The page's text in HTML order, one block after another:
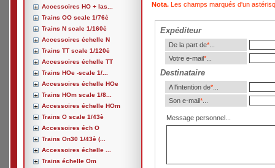
Accessoires HO + las...
Trains OO scale 1/76è
Trains N scale 1/160è
Accessoires échelle N
Trains TT scale 1/120è
Accessoires échelle TT
Trains HOe -scale 1/...
Accessoires échelle HOe
Trains HOm scale 1/8...
Accessoires échelle HOm
Trains O scale 1/43è
Accessoires éch O
Trains On30 1/43è (...
Accessoires échelle ...
Trains échelle Om
Nota. Les champs marqués d'un
Expéditeur
De la part de*...
Votre e-mail*...
Destinataire
A l'intention de*...
Son e-mail*...
Message personnel...